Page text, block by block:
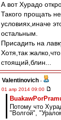
А вот Хурадо
Такого прощать
условиях,иначе
остальным.
Присадить на
Хотя,так
стоящий,блин...
Valentinovich -
01 апр 2014 09:00
Потому что
"Волгой",